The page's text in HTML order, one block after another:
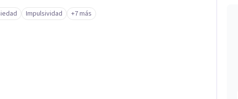
y también crisis vitales y procesos de crecimiento personal.
Impulsividad +7 más